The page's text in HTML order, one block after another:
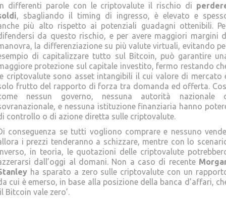
differenti parole con le criptovalute il rischio di
, sbagliando il timing di ingresso, è elevato e
più alto rispetto ai potenziali guadagni ottenibili.
da questo rischio, e per avere maggiori margini
la differenziazione su più valute virtuali, evitando
di capitalizzare tutto sul Bitcoin, può garantire
protezione sul capitale investito, fermo restando
criptovalute sono asset intangibili il cui valore di mercato
frutto del rapporto di forza tra domanda ed offerta.
nessun governo, nessuna autorità nazionale
e nessuna istituzione finanziaria hanno
controllo o di azione diretta sulle criptovalute.
conseguenza se tutti vogliono comprare e nessuno
i prezzi tenderanno a schizzare, mentre con lo
in teoria, le quotazioni delle criptovalute
dall’oggi al domani. Non a caso di recente
ha sparato a zero sulle criptovalute con un
cui è emerso, in base alla posizione della banca d’affari,
Bitcoin vale zero’.